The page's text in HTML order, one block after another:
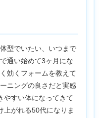
型でいたい、いつまで
通い始めて3ヶ月にな
効くフォームを教えて
ニングの良さだと実感
やすい体になってきて
上がれる50代になりま